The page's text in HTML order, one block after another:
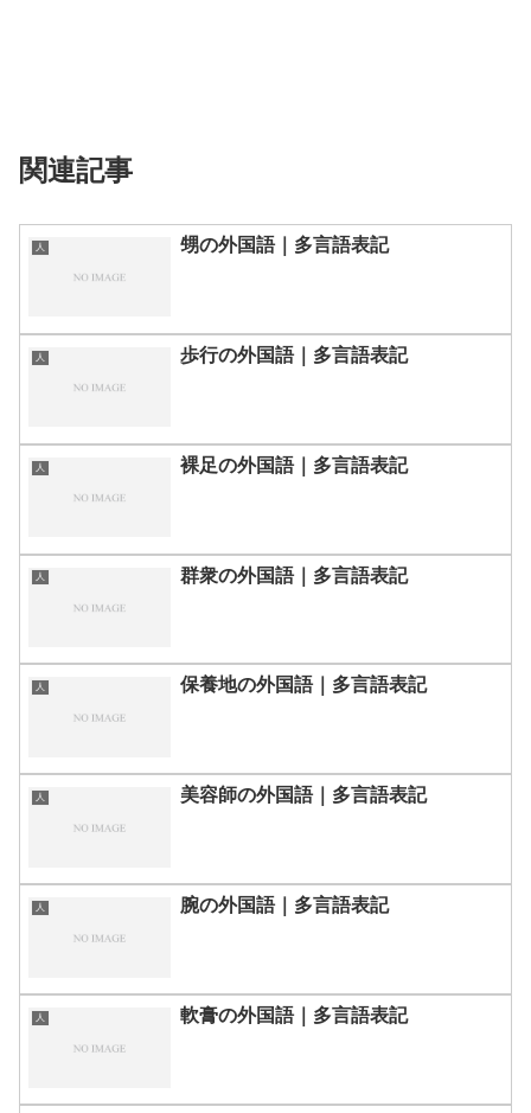
関連記事
人 甥の外国語｜多言語表記
人 歩行の外国語｜多言語表記
人 裸足の外国語｜多言語表記
人 群衆の外国語｜多言語表記
人 保養地の外国語｜多言語表記
人 美容師の外国語｜多言語表記
人 腕の外国語｜多言語表記
人 軟膏の外国語｜多言語表記